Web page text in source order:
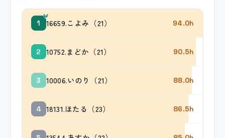
1 16659.こよみ（21） 94.0h
2 10752.まどか（21） 90.5h
3 10006.いのり（21） 88.0h
4 18131.ほたる（23） 86.5h